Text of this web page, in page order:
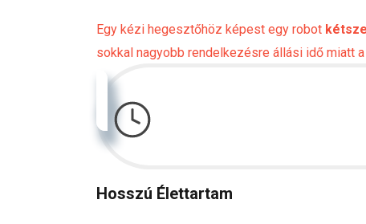
Egy kézi hegesztőhöz képest egy robot
sokkal nagyobb rendelkezésre állási idő miatt
Hosszú Élettartam